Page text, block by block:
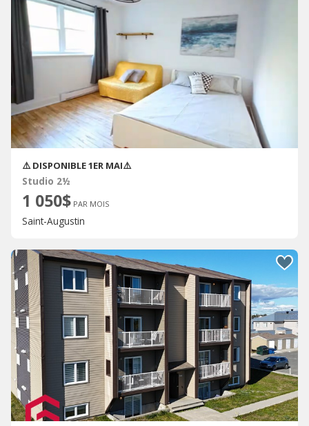
⚠️ DISPONIBLE 1ER MAI⚠️
Studio 2½
1 050$ PAR MOIS
Saint-Augustin